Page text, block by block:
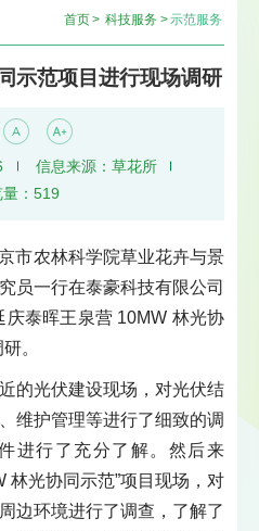
首页> 科技服务 >示范服务
示范项目进行现场调研
信息来源：草花所
： 519
市农林科学院草业花卉与景
员一行在泰豪科技有限公司
庆泰晖王泉营 10MW 林光协
。
的光伏建设现场，对光伏结
维护管理等进行了细致的调
进行了充分了解。然后来
林光协同示范”项目现场，对
边环境进行了调查，了解了